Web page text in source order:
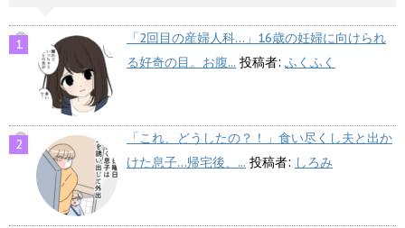
「2回目の産婦人科…」16歳の妊婦に向けられ
る好奇の目。お腹... 投稿者: ふくふく
「これ、どうしたの？！」食い尽くし夫と出か
けた息子…帰宅後、... 投稿者: しろみ